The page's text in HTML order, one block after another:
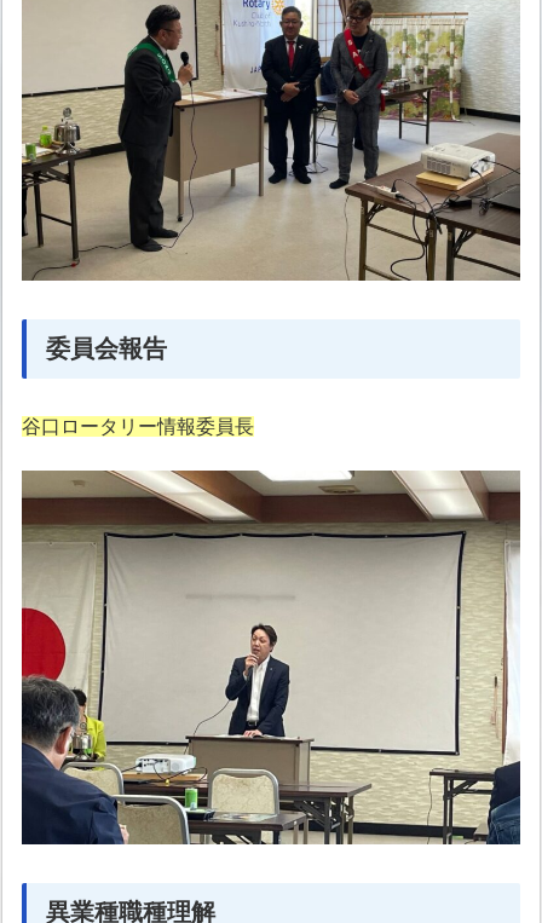
委員会報告
谷口ロータリー情報委員長
異業種職種理解